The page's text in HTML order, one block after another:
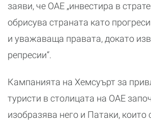
заяви, че ОАЕ „инвестира в
обрисува страната като
и уважаваща правата, докато
репресии“.
Кампанията на Хемсуърт за
туристи в столицата на ОАЕ
изобразява него и Патаки, които